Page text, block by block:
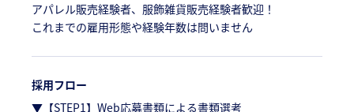
アパレル販売経験者、服飾雑貨販売経験者歓迎！
これまでの雇用形態や経験年数は問いません
採用フロー
▼【STEP1】Web応募書類による書類選考